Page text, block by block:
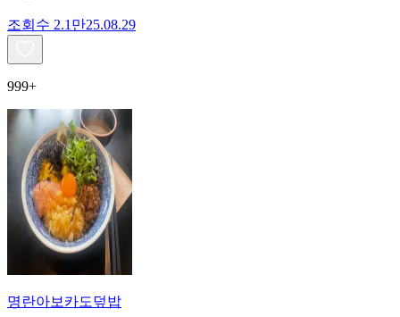
조회수 2.1만25.08.29
999+
명란아보카도덮밥